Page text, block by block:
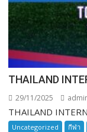
THAILAND
29/11/2025
THAILAND
Uncategorized กีฬา